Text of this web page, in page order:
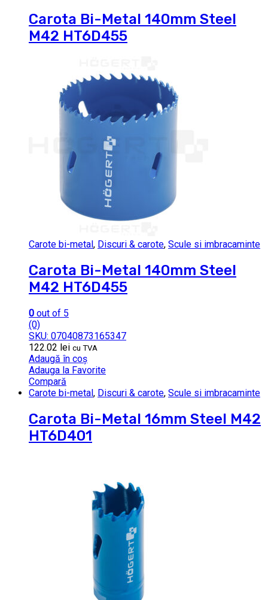
Carota Bi-Metal 140mm Steel
M42 HT6D455
Carote bi-metal , Discuri & carote, Scule si imbracaminte
Carota Bi-Metal 140mm Steel
M42 HT6D455
0 out of 5
(0)
SKU: 07040873165347
122.02 lei cu TVA
Adaugă în coș
Adauga la Favorite
Compară
Carote bi-metal , Discuri & carote, Scule si imbracaminte
Carota Bi-Metal 16mm Steel M42
HT6D401